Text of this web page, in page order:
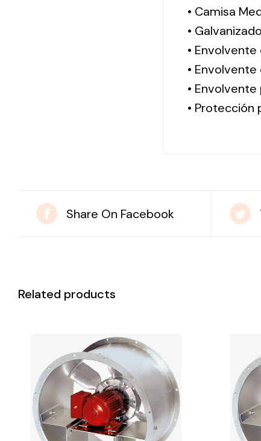
• Camisa
•
•
• Envolvente
•
• Protección
Share On Facebook
Related products
DETAILS